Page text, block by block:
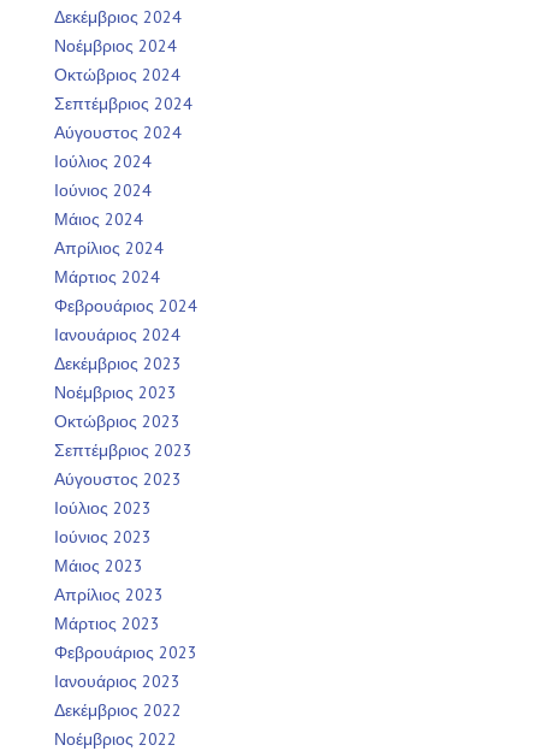
Δεκέμβριος 2024
Νοέμβριος 2024
Οκτώβριος 2024
Σεπτέμβριος 2024
Αύγουστος 2024
Ιούλιος 2024
Ιούνιος 2024
Μάιος 2024
Απρίλιος 2024
Μάρτιος 2024
Φεβρουάριος 2024
Ιανουάριος 2024
Δεκέμβριος 2023
Νοέμβριος 2023
Οκτώβριος 2023
Σεπτέμβριος 2023
Αύγουστος 2023
Ιούλιος 2023
Ιούνιος 2023
Μάιος 2023
Απρίλιος 2023
Μάρτιος 2023
Φεβρουάριος 2023
Ιανουάριος 2023
Δεκέμβριος 2022
Νοέμβριος 2022